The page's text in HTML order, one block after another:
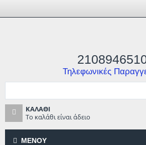
Τηλεφωνικές
ΚΑΛΆΘΙ
Το καλάθι είναι άδειο
ΜΕΝΟΎ